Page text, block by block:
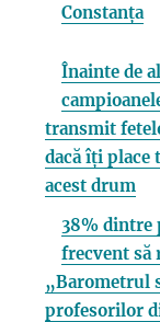
Constanța
Înainte de
transmit
dacă îți place
acest drum
38% dintre
frecvent să
„Barometrul
profesorilor